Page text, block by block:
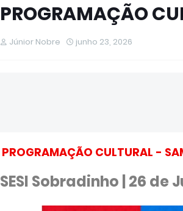
PROGRAMAÇÃO
Júnior Nobre junho 23, 2026
PROGRAMAÇÃO CULTURAL -
SESI Sobradinho | 26 de